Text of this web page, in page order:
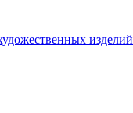
изделий